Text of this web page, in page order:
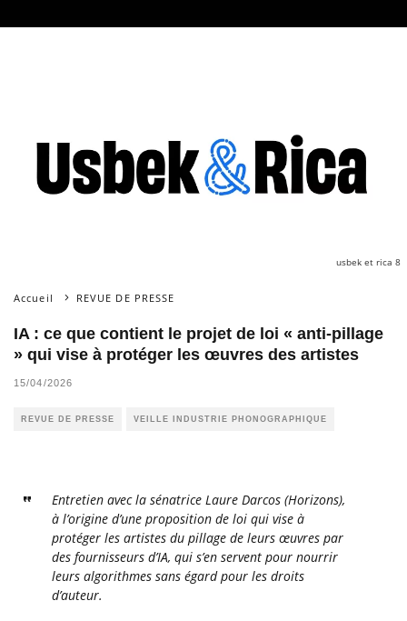
usbek et rica 8
Accueil REVUE DE PRESSE
IA : ce que contient le projet de loi « anti-pillage
» qui vise à protéger les œuvres des artistes
15/04/2026
REVUE DE PRESSE VEILLE INDUSTRIE PHONOGRAPHIQUE
Entretien avec la sénatrice Laure Darcos (Horizons),
à l’origine d’une proposition de loi qui vise à
protéger les artistes du pillage de leurs œuvres par
des fournisseurs d’IA, qui s’en servent pour nourrir
leurs algorithmes sans égard pour les droits
d’auteur.